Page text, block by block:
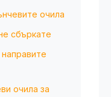
очила
сбъркате
очила за